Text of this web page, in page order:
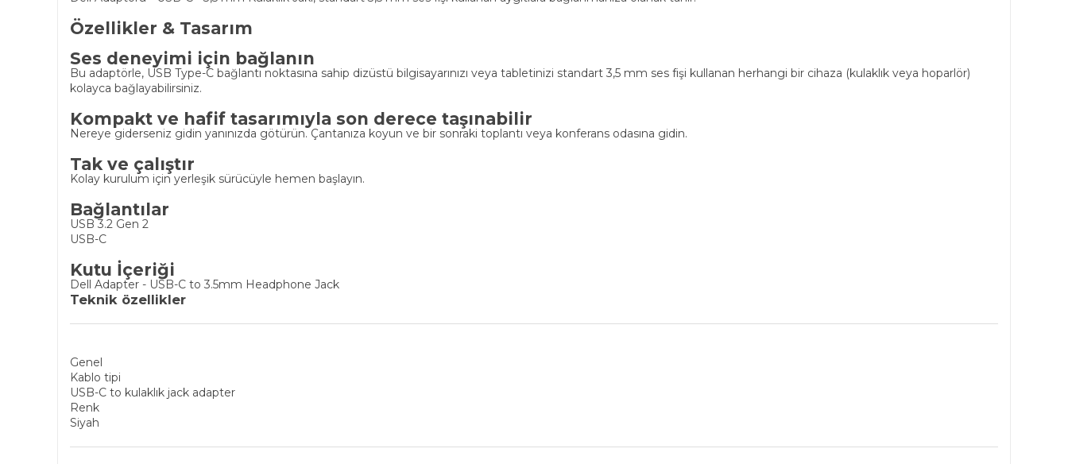
Özellikler & Tasarım
Ses deneyimi için bağlanın
Bu adaptörle, USB Type-C bağlantı noktasına sahip dizüstü bilgisayarınızı veya tabletinizi standart 3,5 mm ses fişi kullanan herhangi bir cihaza (kulaklık veya hoparlör)
kolayca bağlayabilirsiniz.
Kompakt ve hafif tasarımıyla son derece taşınabilir
Nereye giderseniz gidin yanınızda götürün. Çantanıza koyun ve bir sonraki toplantı veya konferans odasına gidin.
Tak ve çalıştır
Kolay kurulum için yerleşik sürücüyle hemen başlayın.
Bağlantılar
USB 3.2 Gen 2
USB-C
Kutu İçeriği
Dell Adapter - USB-C to 3.5mm Headphone Jack
Teknik özellikler
Genel
Kablo tipi
USB-C to kulaklık jack adapter
Renk
Siyah